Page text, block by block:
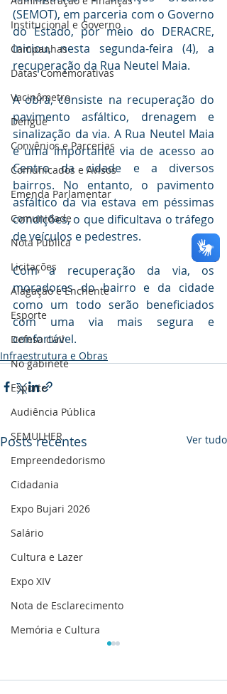
Institucional e Governo
Campanhas
Datas Comemorativas
Vacinômetro
Dengue
Convênios e Parcerias
Comunicados e Avisos
Emenda Parlamentar
Comunidade
Nota Pública
Licitações
Alagação e Enchente
Esporte
Defesa civil
No gabinete
Esporte
Audiência Pública
SEMULHER
Empreendedorismo
Cidadania
Expo Bujari 2026
Salário
Cultura e Lazer
Expo XIV
Nota de Esclarecimento
Memória e Cultura
(SEMOT), em parceria com o Governo
do Estado, por meio do DERACRE,
iniciou, nesta segunda-feira (4), a
recuperação da Rua Neutel Maia.
A obra, consiste na recuperação do
pavimento asfáltico, drenagem e
sinalização da via. A Rua Neutel Maia
é uma importante via de acesso ao
Centro da cidade e a diversos
bairros. No entanto, o pavimento
asfáltico da via estava em péssimas
condições, o que dificultava o tráfego
de veículos e pedestres.
Com a recuperação da via, os
moradores do bairro e da cidade
como um todo serão beneficiados
com uma via mais segura e
confortável.
Infraestrutura e Obras
Posts recentes Ver tudo